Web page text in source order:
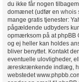
du ikke får nogen
domænet (udfør en whois
mange gratis tjenester:
pågældende udbyders
opmærksom på at phpBB
og ej heller kan holdes
bliver benyttet. Kontakt
eventuelle ulovligheder,
æreskrænkende indlæg,
webstedet